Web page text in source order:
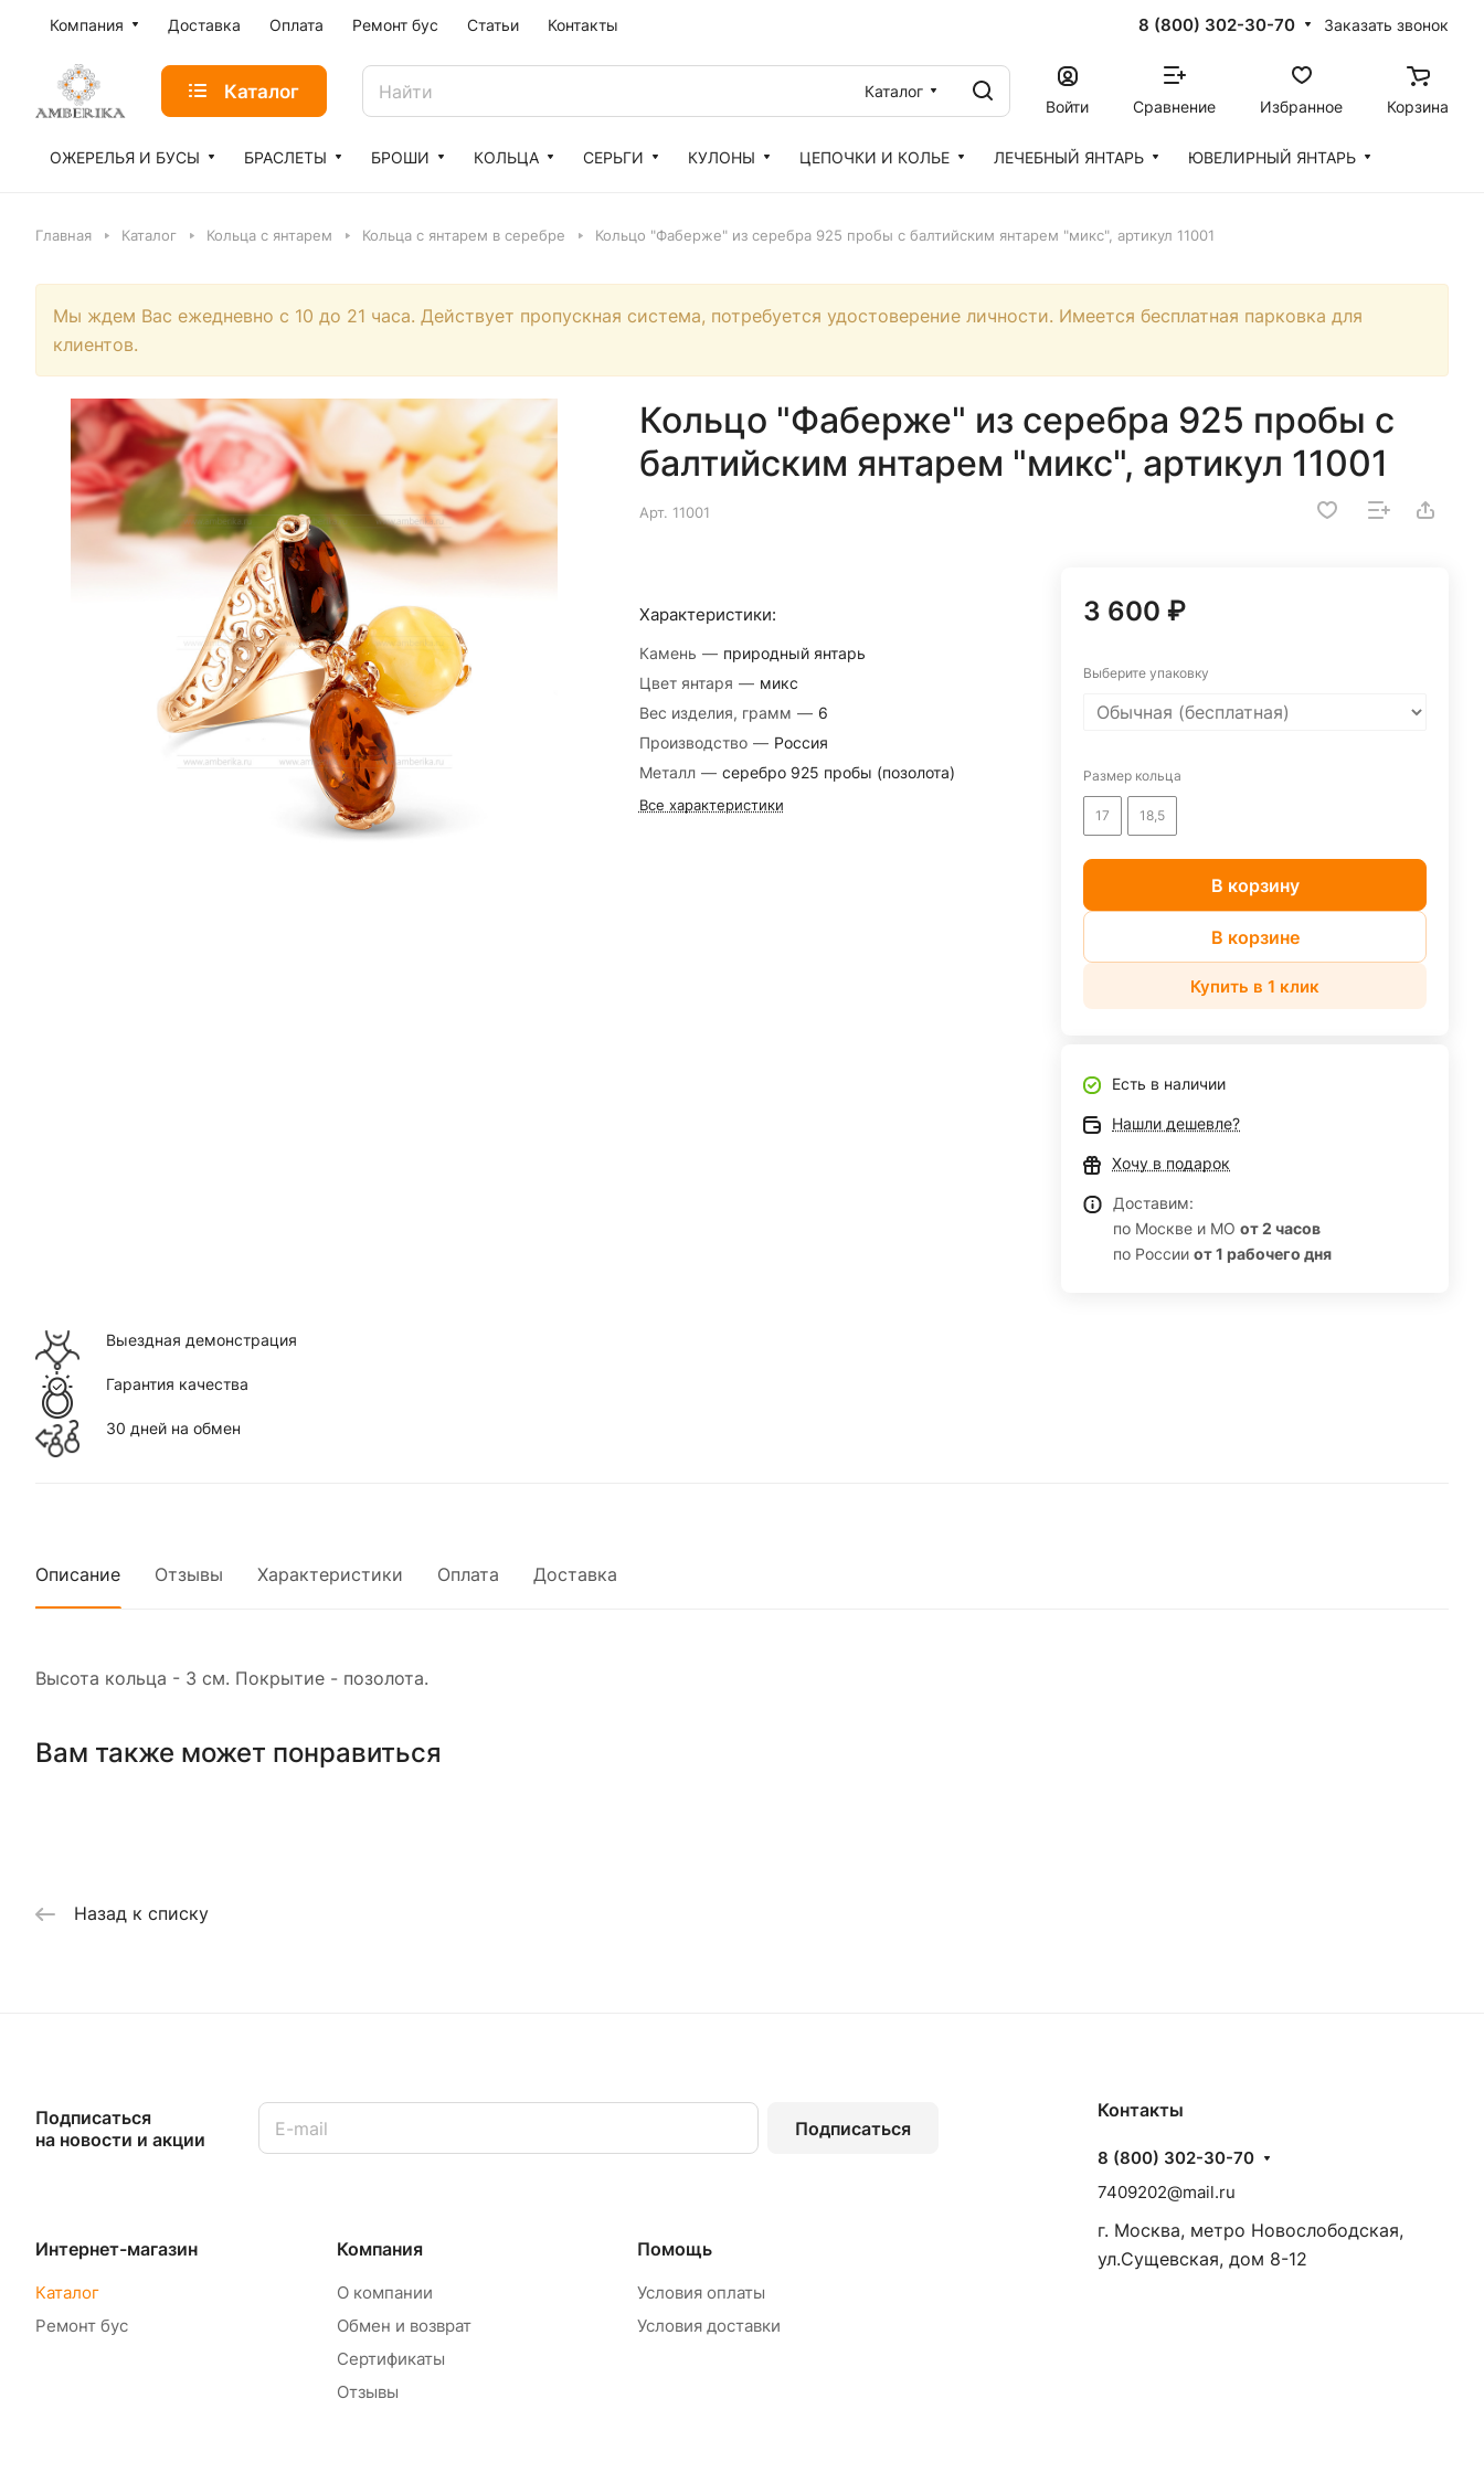
Компания Доставка Оплата Ремонт бус Статьи Контакты 8 (800) 302-30-70 Заказать звонок
Каталог
Каталог
Войти
Сравнение Избранное Корзина
ОЖЕРЕЛЬЯ И БУСЫ БРАСЛЕТЫ БРОШИ КОЛЬЦА СЕРЬГИ КУЛОНЫ ЦЕПОЧКИ И КОЛЬЕ ЛЕЧЕБНЫЙ ЯНТАРЬ ЮВЕЛИРНЫЙ ЯНТАРЬ
Главная Каталог Кольца с янтарем Кольца с янтарем в серебре Кольцо "Фаберже" из серебра 925 пробы с балтийским янтарем "микс", артикул 11001
Мы ждем Вас ежедневно с 10 до 21 часа. Действует пропускная система, потребуется удостоверение личности. Имеется бесплатная парковка для
клиентов.
Кольцо "Фаберже" из серебра 925 пробы с
балтийским янтарем "микс", артикул 11001
Арт. 11001
Характеристики:
Камень — природный янтарь
Цвет янтаря — микс
Вес изделия, грамм — 6
Производство — Россия
Металл — серебро 925 пробы (позолота)
Все характеристики
3 600 ₽
Выберите упаковку
Размер кольца
17 18,5
В корзину
В корзине
Купить в 1 клик
Есть в наличии
Нашли дешевле?
Хочу в подарок
Доставим:
по Москве и МОот 2 часов
по Россииот 1 рабочего дня
Выездная демонстрация
Гарантия качества
30 дней на обмен
Описание Отзывы Характеристики Оплата Доставка
Высота кольца - 3 см. Покрытие - позолота.
Вам также может понравиться
Назад к списку
Подписаться
на новости и акции
Подписаться
Интернет-магазин
Каталог
Ремонт бус
Компания
О компании
Обмен и возврат
Сертификаты
Отзывы
Помощь
Условия оплаты
Условия доставки
Контакты
8 (800) 302-30-70
7409202@mail.ru
г. Москва, метро Новослободская,
ул.Сущевская, дом 8-12